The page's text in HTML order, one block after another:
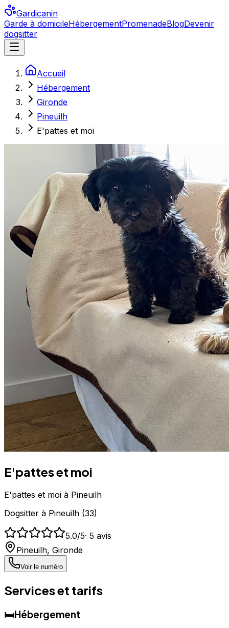
Gardicanin
Garde à domicileHébergementPromenadeBlogDevenir
dogsitter
Accueil
Hébergement
Gironde
Pineuilh
E'pattes et moi
E'pattes et moi
E'pattes et moi à Pineuilh
Dogsitter à Pineuilh (33)
5.0/5· 5 avis
Pineuilh, Gironde
Voir le numéro
Services et tarifs
🛏️Hébergement